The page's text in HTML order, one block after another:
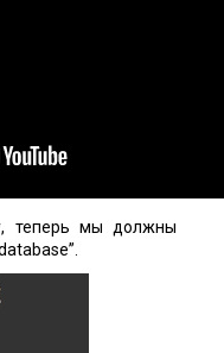
теперь мы должны